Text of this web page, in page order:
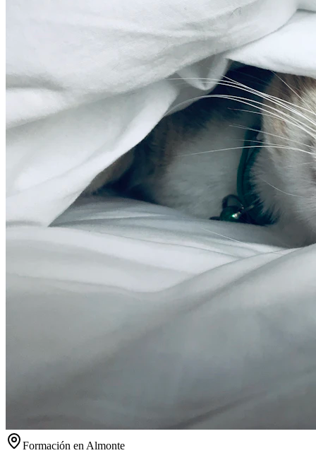
Formación en Almonte